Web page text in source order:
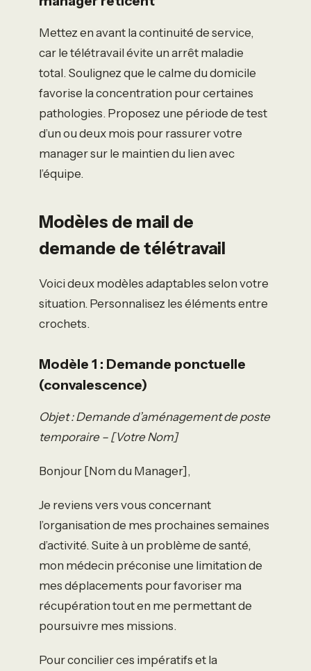
Mettez en avant la continuité de service,
car le télétravail évite un arrêt maladie
total. Soulignez que le calme du domicile
favorise la concentration pour certaines
pathologies. Proposez une période de test
d’un ou deux mois pour rassurer votre
manager sur le maintien du lien avec
l’équipe.
Modèles de mail de
demande de télétravail
Voici deux modèles adaptables selon votre
situation. Personnalisez les éléments entre
crochets.
Modèle 1 : Demande ponctuelle
(convalescence)
Objet : Demande d’aménagement de poste
temporaire – [Votre Nom]
Bonjour [Nom du Manager],
Je reviens vers vous concernant
l’organisation de mes prochaines semaines
d’activité. Suite à un problème de santé,
mon médecin préconise une limitation de
mes déplacements pour favoriser ma
récupération tout en me permettant de
poursuivre mes missions.
Pour concilier ces impératifs et la